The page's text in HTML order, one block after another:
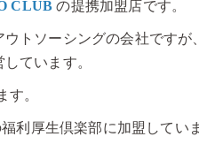
CLUB の提携加盟店です。
トソーシングの会社ですが
ています。
す。
利厚生倶楽部に加盟してい